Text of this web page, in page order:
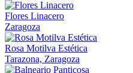
Flores Linacero
Zaragoza
Rosa Motilva Estética
Tarazona, Zaragoza